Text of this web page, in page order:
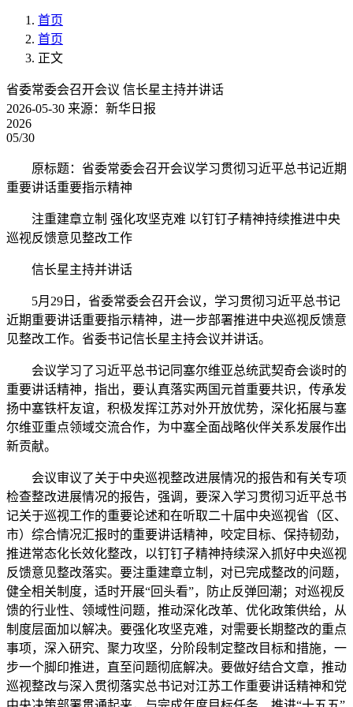
首页
首页
正文
省委常委会召开会议 信长星主持并讲话
2026-05-30 来源：新华日报
2026
05/30
原标题：省委常委会召开会议学习贯彻习近平总书记近期
重要讲话重要指示精神
注重建章立制 强化攻坚克难 以钉钉子精神持续推进中央
巡视反馈意见整改工作
信长星主持并讲话
5月29日，省委常委会召开会议，学习贯彻习近平总书记
近期重要讲话重要指示精神，进一步部署推进中央巡视反馈意
见整改工作。省委书记信长星主持会议并讲话。
会议学习了习近平总书记同塞尔维亚总统武契奇会谈时的
重要讲话精神，指出，要认真落实两国元首重要共识，传承发
扬中塞铁杆友谊，积极发挥江苏对外开放优势，深化拓展与塞
尔维亚重点领域交流合作，为中塞全面战略伙伴关系发展作出
新贡献。
会议审议了关于中央巡视整改进展情况的报告和有关专项
检查整改进展情况的报告，强调，要深入学习贯彻习近平总书
记关于巡视工作的重要论述和在听取二十届中央巡视省（区、
市）综合情况汇报时的重要讲话精神，咬定目标、保持韧劲，
推进常态化长效化整改，以钉钉子精神持续深入抓好中央巡视
反馈意见整改落实。要注重建章立制，对已完成整改的问题，
健全相关制度，适时开展“回头看”，防止反弹回潮；对巡视反
馈的行业性、领域性问题，推动深化改革、优化政策供给，从
制度层面加以解决。要强化攻坚克难，对需要长期整改的重点
事项，深入研究、聚力攻坚，分阶段制定整改目标和措施，一
步一个脚印推进，直至问题彻底解决。要做好结合文章，推动
巡视整改与深入贯彻落实总书记对江苏工作重要讲话精神和党